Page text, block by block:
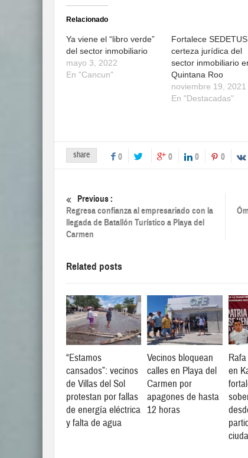
Relacionado
Ya viene el “libro verde”
del sector inmobiliario
mayo 3, 2022
En "Cancun"
Fortalece
certeza jurídica del
sector inmobiliario
Quintana Roo
noviembre 19, 2021
En "Destacadas"
share 0 0 0 0
Previous :
Regresa confianza al empresariado con la
llegada de Batallón Turístico a Playa del
Carmen
Related posts
“Estamos
cansados”: vecinos
de Villas del Sol
protestan por fallas
de energía eléctrica
y falta de agua
Vecinos bloquean
calles en Playa del
Carmen por
apagones de hasta
12 horas
en